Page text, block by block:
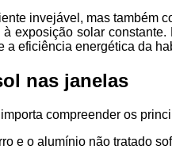
invejável, mas
exposição solar
a eficiência energética da
nas janelas
compreender os
e o alumínio não tratado